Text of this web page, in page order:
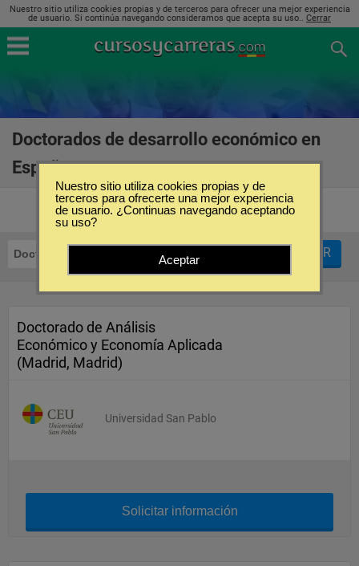
Nuestro sitio utiliza cookies propias y de terceros para ofrecer una mejor experiencia
de usuario. Si continúa navegando consideramos que acepta su uso.. Cerrar
Doctorados de desarrollo económico en
España
Doctorados Desarrollo Económico FILTRAR
Doctorado de Análisis
Económico y Economía Aplicada
(Madrid, Madrid)
Universidad San Pablo
Solicitar información
Nuestro sitio utiliza cookies propias y de
terceros para ofrecerte una mejor experiencia
de usuario. ¿Continuas navegando aceptando
su uso?
Aceptar